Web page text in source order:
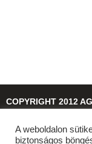
COPYRIGHT 2012
A weboldalon
biztonságos